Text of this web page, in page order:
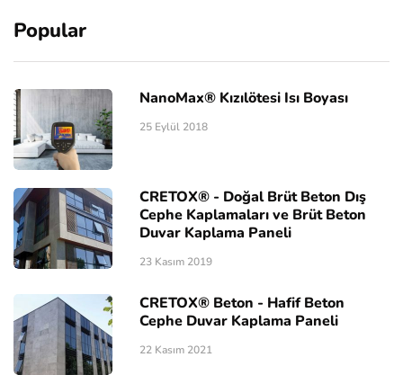
Popular
NanoMax® Kızılötesi Isı Boyası
25 Eylül 2018
CRETOX® - Doğal Brüt Beton Dış
Cephe Kaplamaları ve Brüt Beton
Duvar Kaplama Paneli
23 Kasım 2019
CRETOX® Beton - Hafif Beton
Cephe Duvar Kaplama Paneli
22 Kasım 2021